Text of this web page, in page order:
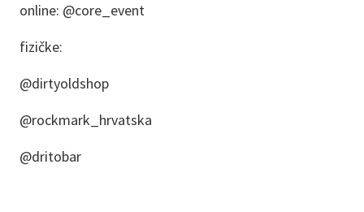
online: @core_event
fizičke:
@dirtyoldshop
@rockmark_hrvatska
@dritobar